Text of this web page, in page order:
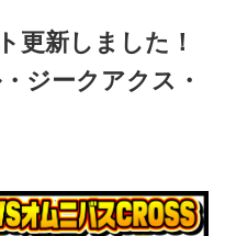
更新しました！
ジークアクス・